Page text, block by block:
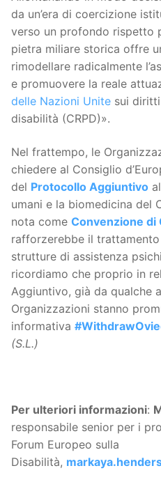
da un’era di coercizione
verso un profondo rispetto
pietra miliare storica offre
rimodellare radicalmente
e promuovere la reale
delle Nazioni Unite sui
disabilità (CRPD)».
Nel frattempo, le
chiedere al Consiglio
del Protocollo Aggiuntivo
umani e la biomedicina del
nota come Convenzione di
rafforzerebbe il
strutture di assistenza
ricordiamo che proprio in
Aggiuntivo, già da qualche
Organizzazioni stanno
informativa
(S.L.)
Per ulteriori informazioni:
responsabile senior per i
Forum Europeo sulla
Disabilità,